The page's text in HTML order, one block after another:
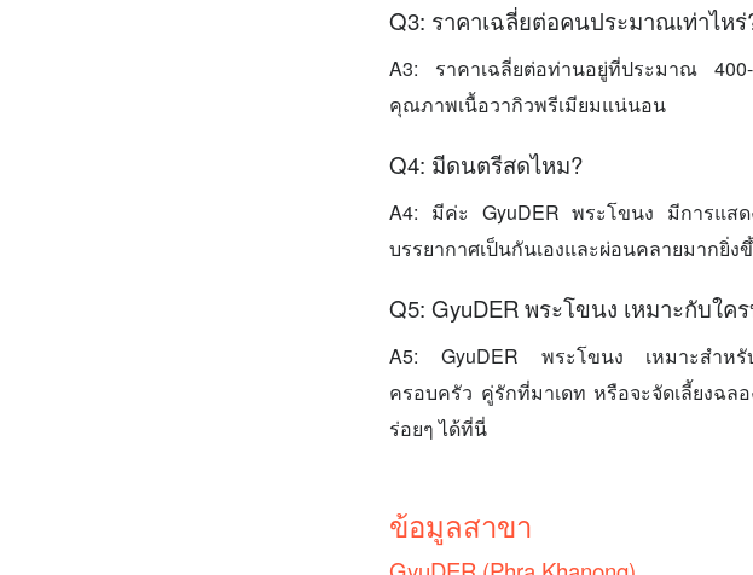
Q3: ราคาเฉลี่ยต่อคนประมาณเท่าไหร่
A3: ราคาเฉลี่ยต่อท่านอยู่ที่ประมาณ
คุณภาพเนื้อวากิวพรีเมียมแน่นอน
Q4: มีดนตรีสดไหม?
A4: มีค่ะ GyuDER พระโขนง มีการแสด
บรรยากาศเป็นกันเองและผ่อนคลายมากยิ่ง
Q5: GyuDER พระโขนง เหมาะกับใค
A5: GyuDER พระโขนง เหมาะสำหรับ
ครอบครัว คู่รักที่มาเดท หรือจะจัดเลี้ยงฉล
ร่อยๆ ได้ที่นี่
ข้อมูลสาขา